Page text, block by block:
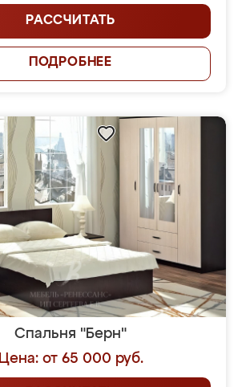
РАССЧИТАТЬ
ПОДРОБНЕЕ
Спальня "Берн"
Цена: от 65 000 руб.